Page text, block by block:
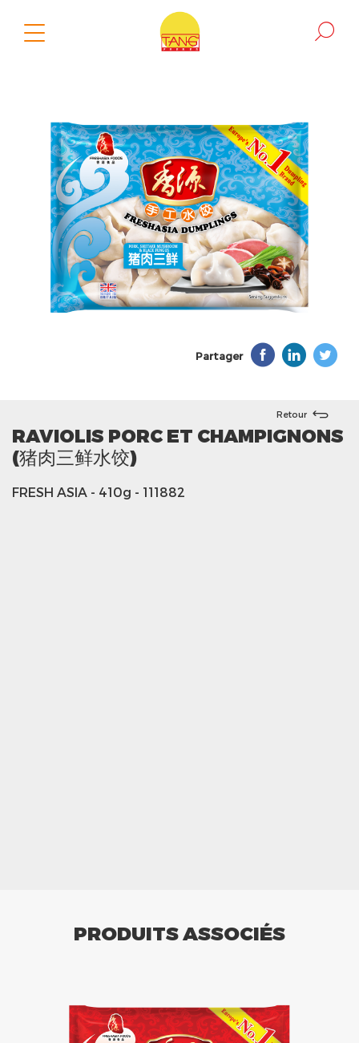
Partager
Retour
RAVIOLIS PORC ET CHAMPIGNONS
(猪肉三鲜水饺)
FRESH ASIA - 410g - 111882
PRODUITS ASSOCIÉS